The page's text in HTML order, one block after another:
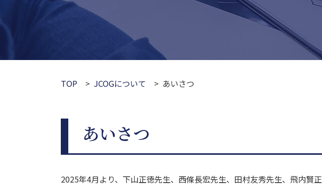
TOP JCOGについて あいさつ
あいさつ
2025年4月より、下山正徳先生、西條長宏先生、田村友秀先生、飛内賢正